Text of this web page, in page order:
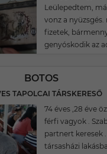
Leülepedtem,
vonz a nyüzsgés.
fizetek,
genyóskodik az
BOTOS
TAPOLCAI TÁRSKERESŐ
74 éves ,28 éve
férfi vagyok .
partnert keresek
társasházi